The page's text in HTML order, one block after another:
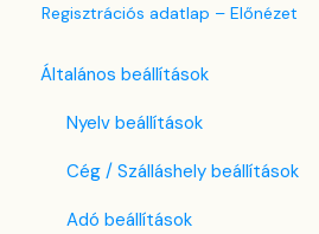
Regisztrációs adatlap – Előnézet
Általános beállítások
Nyelv beállítások
Cég / Szálláshely beállítások
Adó beállítások